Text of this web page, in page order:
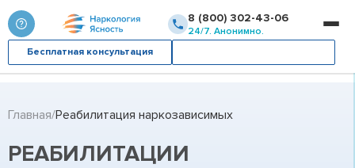
8 (800) 302-43-06
24/7. Анонимно.
Бесплатная консультация
Главная Реабилитация наркозависимых
РЕАБИЛИТАЦИИ